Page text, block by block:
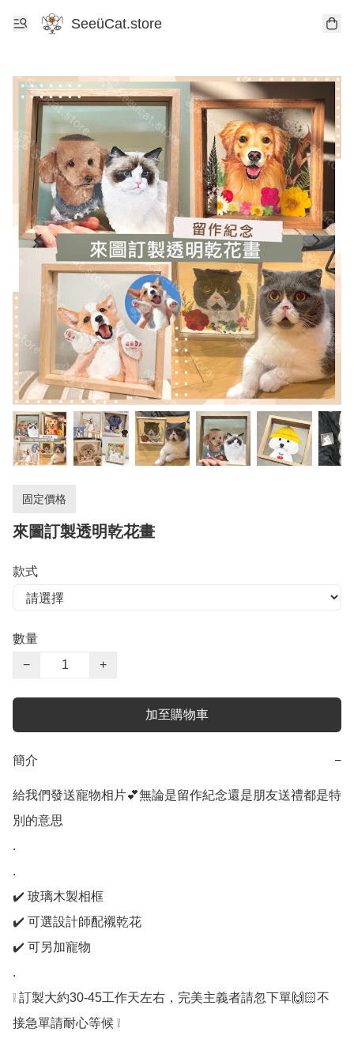
SeeüCat.store
固定價格
來圖訂製透明乾花畫
款式
數量
−
+
加至購物車
簡介 −
給我們發送寵物相片💕無論是留作紀念還是朋友送禮都是特
別的意思
.
.
✔️ 玻璃木製相框
✔️ 可選設計師配襯乾花
✔️ 可另加寵物
.
❕ 訂製大約30-45工作天左右，完美主義者請忽下單🙌🏻不
接急單請耐心等候 ❕